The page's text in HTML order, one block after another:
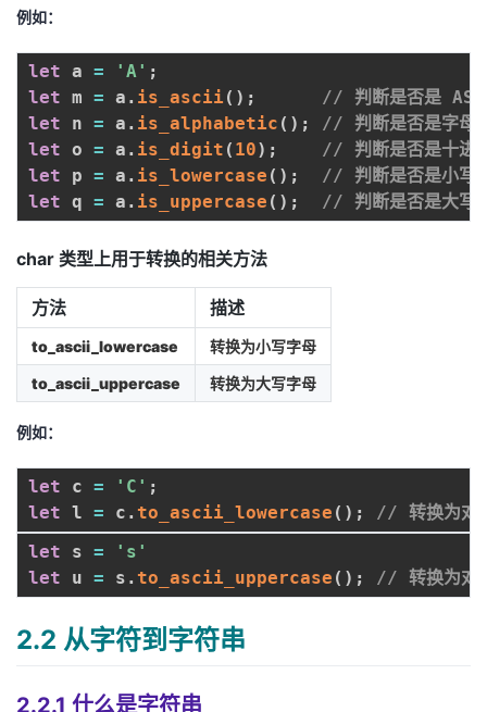
例如：
let a = 'A' ;
let m = a . is_ascii ( ) ;
// 判断是否是
let n = a . is_alphabetic ( ) ;
// 判断是否是字母
let o = a . is_digit ( 10) ;
// 判断是否是十进
let p = a . is_lowercase ( ) ;
// 判断是否是小写
let q = a . is_uppercase ( ) ; // 判断是否是大写
char 类型上用于转换的相关方法
方法 描述
to_ascii_lowercase
转换为小写字母
to_ascii_uppercase
转换为大写字母
例如：
let c = 'C' ;
let l = c . to_ascii_lowercase ( ) ;
// 转换为对
let s =
's'
let u = s . to_ascii_uppercase ( ) ; // 转换为对
2.2 从字符到字符串
2.2.1 什么是字符串